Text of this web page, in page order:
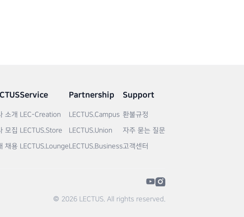
소개
모집
채용
Service
LEC-Creation
LECTUS.Store
LECTUS.Lounge
Partnership
LECTUS.Campus
LECTUS.Union
LECTUS.Business
Support
환불규정
자주 묻는 질문
고객센터
© 2026 LECTUS. All rights reserved.